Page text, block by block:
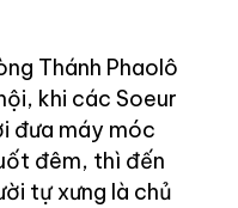
Thánh Phaolô
khi các Soeur
đưa máy móc
đêm, thì đến
tự xưng là chủ